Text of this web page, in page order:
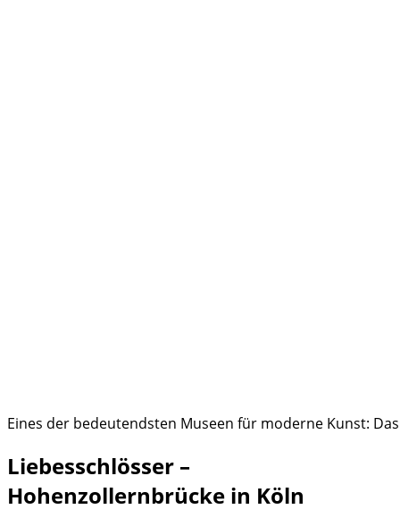
Eines der bedeutendsten Museen für moderne Kunst:
Liebesschlösser –
Hohenzollernbrücke in Köln